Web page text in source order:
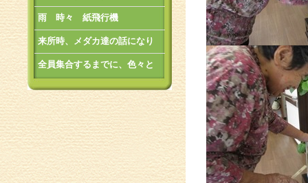
雨 時々 紙飛行機
来所時、メダカ達の話になり
全員集合するまでに、色々と